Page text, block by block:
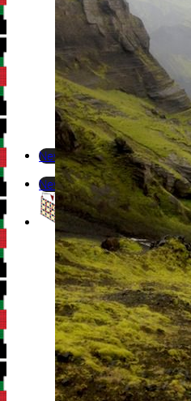
Newsletter
Newsletter